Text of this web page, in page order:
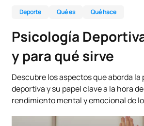
Deporte Qué es Qué hace
Psicología
y para qué sirve
Descubre los aspectos que aborda la
deportiva y su papel clave a la hora
rendimiento mental y emocional de